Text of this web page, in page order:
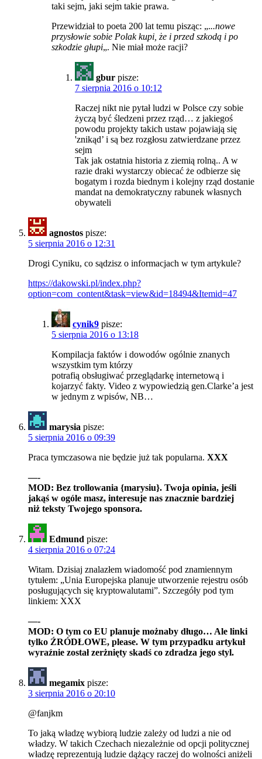
taki sejm, jaki sejm takie prawa.
Przewidział to poeta 200 lat temu pisząc: „...nowe
przysłowie sobie Polak kupi, że i przed szkodą i po
szkodzie głupi„. Nie miał może racji?
gbur pisze:
7 sierpnia 2016 o 10:12
Raczej nikt nie pytał ludzi w Polsce czy sobie
życzą być śledzeni przez rząd… z jakiegoś
powodu projekty takich ustaw pojawiają się
'znikąd’ i są bez rozgłosu zatwierdzane przez
sejm
Tak jak ostatnia historia z ziemią rolną.. A w
razie draki wystarczy obiecać że odbierze się
bogatym i rozda biednym i kolejny rząd dostanie
mandat na demokratyczny rabunek własnych
obywateli
agnostos pisze:
5 sierpnia 2016 o 12:31
Drogi Cyniku, co sądzisz o informacjach w tym artykule?
https://dakowski.pl/index.php?
option=com_content&task=view&id=18494&Itemid=47
cynik9 pisze:
5 sierpnia 2016 o 13:18
Kompilacja faktów i dowodów ogólnie znanych
wszystkim tym którzy
potrafią obsługiwać przeglądarkę internetową i
kojarzyć fakty. Video z wypowiedzią gen.Clarke’a jest
w jednym z wpisów, NB…
marysia pisze:
5 sierpnia 2016 o 09:39
Praca tymczasowa nie będzie już tak popularna. XXX
—-
MOD: Bez trollowania {marysiu}. Twoja opinia, jeśli
jakąś w ogóle masz, interesuje nas znacznie bardziej
niż teksty Twojego sponsora.
Edmund pisze:
4 sierpnia 2016 o 07:24
Witam. Dzisiaj znalazłem wiadomość pod znamiennym
tytułem: „Unia Europejska planuje utworzenie rejestru osób
posługujących się kryptowalutami”. Szczegóły pod tym
linkiem: XXX
—-
MOD: O tym co EU planuje możnaby długo… Ale linki
tylko ŹRÓDŁOWE, please. W tym przypadku artykuł
wyraźnie został zerżnięty skadś co zdradza jego styl.
megamix pisze:
3 sierpnia 2016 o 20:10
@fanjkm
To jaką władzę wybiorą ludzie zależy od ludzi a nie od
władzy. W takich Czechach niezależnie od opcji politycznej
władzę reprezentują ludzie dążący raczej do wolności aniżeli